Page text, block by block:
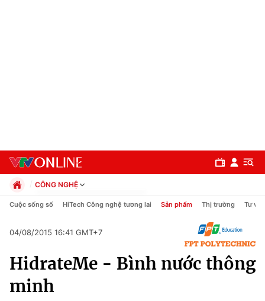
Chính trị
CÔNG NGHỆ
Chính trị
Pháp luật
Thể thao
Truyền hình
Văn hóa - Giải trí
Cuộc sống số HiTech Công nghệ tương lai Sản phẩm Thị trường Tư vấn
04/08/2015 16:41 GMT+7
HidrateMe - Bình nước thông
minh